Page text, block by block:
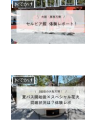
おでかけ
おでかけ